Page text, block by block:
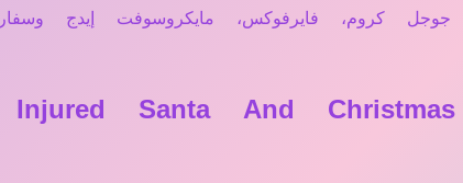
جوجل كروم، فايرفوكس، مايكروسوفت إيدج